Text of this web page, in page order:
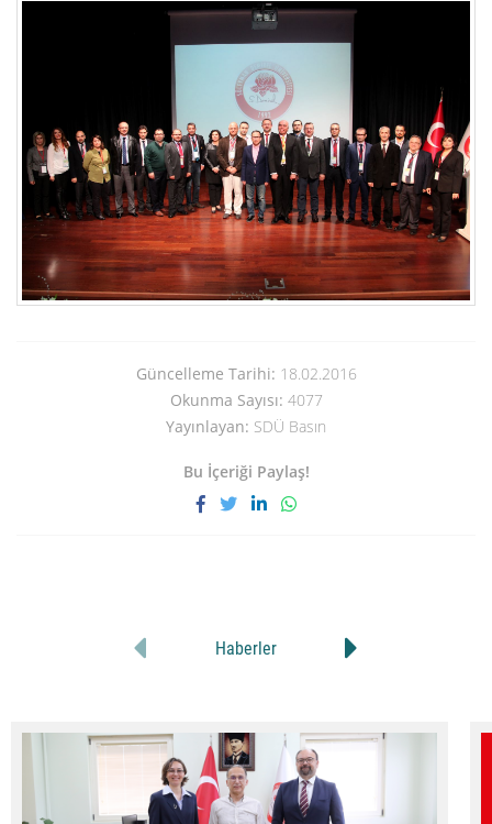
Güncelleme Tarihi: 18.02.2016
Okunma Sayısı: 4077
Yayınlayan: SDÜ Basın
Bu İçeriği Paylaş!
Haberler